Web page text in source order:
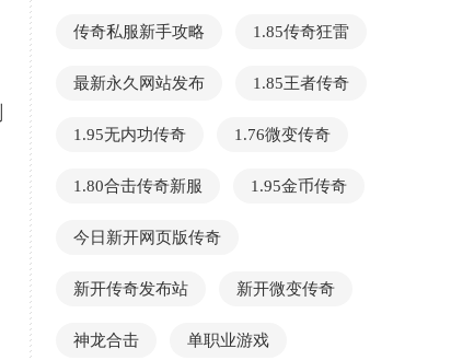
传奇私服新手攻略 1.85传奇狂雷
最新永久网站发布 1.85王者传奇
1.95无内功传奇 1.76微变传奇
1.80合击传奇新服 1.95金币传奇
今日新开网页版传奇
新开传奇发布站 新开微变传奇
神龙合击 单职业游戏